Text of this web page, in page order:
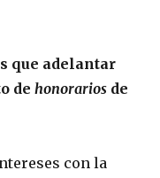
que adelantar
dehonorarios de
con la